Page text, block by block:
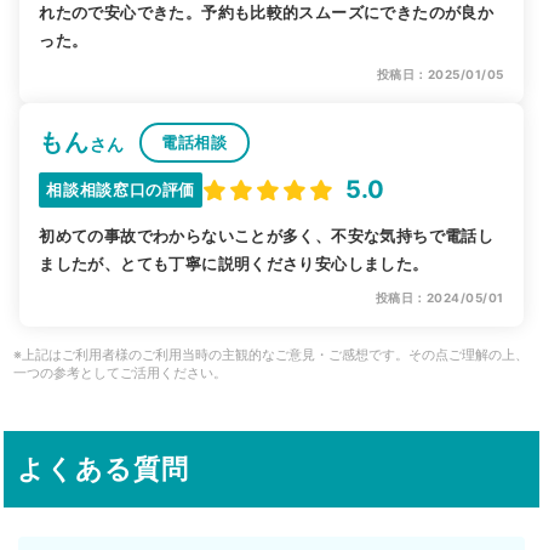
れたので安心できた。予約も比較的スムーズにできたのが良か
った。
投稿日：2025/01/05
もんさん 電話相談
相談相談窓口の評価 5.0
初めての事故でわからないことが多く、不安な気持ちで電話し
ましたが、とても丁寧に説明くださり安心しました。
投稿日：2024/05/01
※上記はご利用者様のご利用当時の主観的なご意見・ご感想です。その点ご理解の上、
一つの参考としてご活用ください。
よくある質問